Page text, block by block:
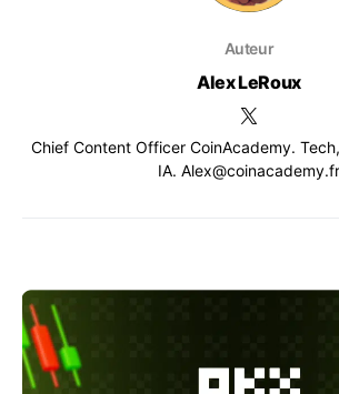
Auteur
Alex LeRoux
Chief Content Officer CoinAcademy.
IA. Alex@coinacademy.fr